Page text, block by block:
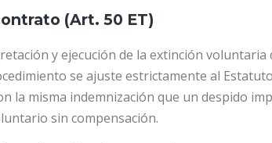
(Art. 50 ET)
y ejecución de la extinción
se ajuste estrictamente al
la misma indemnización que un despido
sin compensación.